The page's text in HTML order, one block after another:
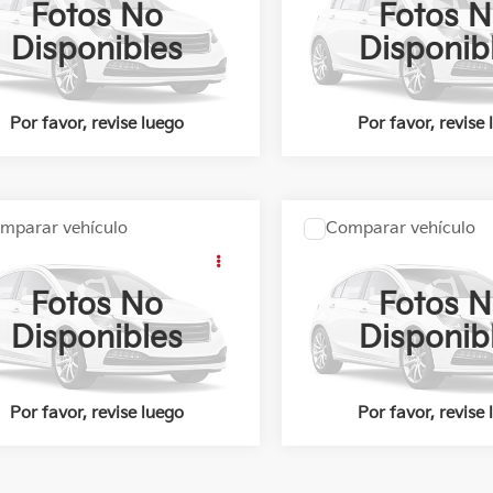
Fotos No
Disponibles
Por favor, revise luego
Valores:624870
Ext.
COTIZACIÓN
Fotos
Por favor, revise
KIA Poliforum
VIN: 3KPFA4AA2VE215612
Fotos No
Disponibles
Por favor, revise luego
K3 L A/T Sedan
Valores:625358
Ext.
Llámanos Para Obtener el Precio
OBTÉN UNA
COTIZACIÓN
vehículo
Fotos
Por favor, revise
K3 L A/T
KIA Poliforum
VIN: 3KPFA4AA1VE217237
Precio: Llámanos Para
OBTÉN
Comparar vehículo